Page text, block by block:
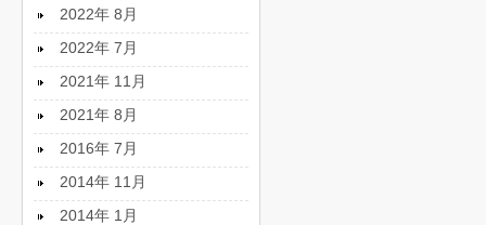
2022年 8月
2022年 7月
2021年 11月
2021年 8月
2016年 7月
2014年 11月
2014年 1月